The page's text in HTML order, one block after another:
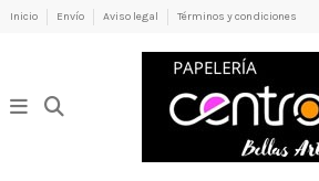
Inicio Envío Aviso legal Términos y condiciones